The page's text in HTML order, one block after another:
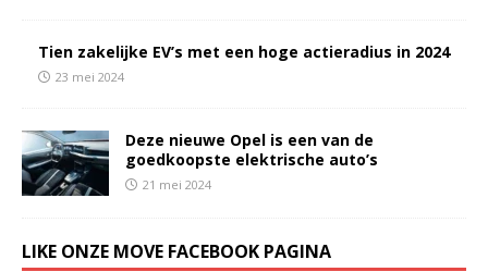
Tien zakelijke EV’s met een hoge actieradius in 2024
23 mei 2024
Deze nieuwe Opel is een van de
goedkoopste elektrische auto’s
21 mei 2024
LIKE ONZE MOVE FACEBOOK PAGINA